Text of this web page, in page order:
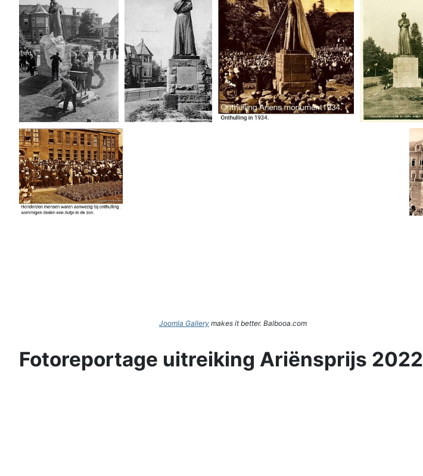
Joomla Gallery makes it better. Balbooa.com
Fotoreportage uitreiking Ariënsprijs 2022